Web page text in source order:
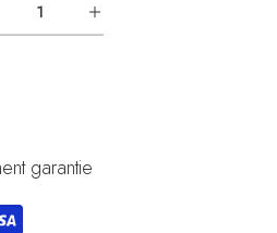
garantie